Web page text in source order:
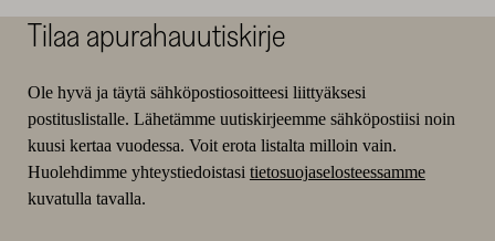
Tilaa apurahauutiskirje
Ole hyvä ja täytä sähköpostiosoitteesi liittyäksesi
postituslistalle. Lähetämme uutiskirjeemme sähköpostiisi noin
kuusi kertaa vuodessa. Voit erota listalta milloin vain.
Huolehdimme yhteystiedoistasi tietosuojaselosteessamme
kuvatulla tavalla.